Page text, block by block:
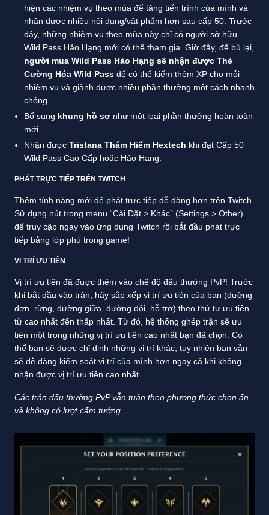
hiện các nhiệm vụ theo mùa để tăng tiến trình của mình và
nhận được nhiều nội dung/vật phẩm hơn sau cấp 50. Trước
đây, những nhiệm vụ theo mùa này chỉ có người sở hữu
Wild Pass Hảo Hạng mới có thể tham gia. Giờ đây, để bù lại,
người mua Wild Pass Hảo Hạng sẽ nhận được Thẻ
Cường Hóa Wild Pass để có thể kiếm thêm XP cho mỗi
nhiệm vụ và giành được nhiều phần thưởng một cách nhanh
chóng.
Bổ sung khung hồ sơ như một loại phần thưởng hoàn toàn
mới.
Nhận được Tristana Thám Hiểm Hextech khi đạt Cấp 50
Wild Pass Cao Cấp hoặc Hảo Hạng.
PHÁT TRỰC TIẾP TRÊN TWITCH
Thêm tính năng mới để phát trực tiếp dễ dàng hơn trên Twitch.
Sử dụng nút trong menu “Cài Đặt > Khác” (Settings > Other)
để truy cập ngay vào ứng dụng Twitch rồi bắt đầu phát trực
tiếp bằng lớp phủ trong game!
VỊ TRÍ ƯU TIÊN
Vị trí ưu tiên đã được thêm vào chế độ đấu thường PvP! Trước
khi bắt đầu vào trận, hãy sắp xếp vị trí ưu tiên của bạn (đường
đơn, rừng, đường giữa, đường đôi, hỗ trợ) theo thứ tự ưu tiên
từ cao nhất đến thấp nhất. Từ đó, hệ thống ghép trận sẽ ưu
tiên một trong những vị trí ưu tiên cao nhất bạn đã chọn. Có
thể bạn sẽ được chỉ định những vị trí khác, tuy nhiên bạn vẫn
sẽ dễ dàng kiểm soát vị trí của mình hơn ngay cả khi không
nhận được vị trí ưu tiên cao nhất.
Các trận đấu thường PvP vẫn tuân theo phương thức chọn ẩn
và không có lượt cấm tướng.